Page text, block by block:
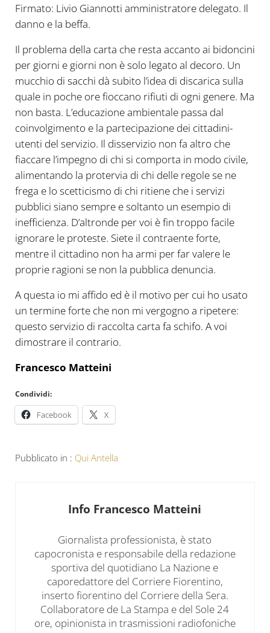
Firmato: Livio Giannotti amministratore delegato. Il
danno e la beffa.
Il problema della carta che resta accanto ai bidoncini
per giorni e giorni non è solo legato al decoro. Un
mucchio di sacchi dà subito l’idea di discarica sulla
quale in poche ore fioccano rifiuti di ogni genere. Ma
non basta. L’educazione ambientale passa dal
coinvolgimento e la partecipazione dei cittadini-
utenti del servizio. Il disservizio non fa altro che
fiaccare l’impegno di chi si comporta in modo civile,
alimentando la protervia di chi delle regole se ne
frega e lo scetticismo di chi ritiene che i servizi
pubblici siano sempre e soltanto un esempio di
inefficienza. D’altronde per voi è fin troppo facile
ignorare le proteste. Siete il contraente forte,
mentre il cittadino non ha armi per far valere le
proprie ragioni se non la pubblica denuncia.
A questa io mi affido ed è il motivo per cui ho usato
un termine forte che non mi vergogno a ripetere:
questo servizio di raccolta carta fa schifo. A voi
dimostrare il contrario.
Francesco Matteini
Condividi:
Facebook X
Pubblicato in : Qui Antella
Info Francesco Matteini
Giornalista professionista, è stato
capocronista e responsabile della redazione
sportiva del quotidiano La Nazione e
caporedattore del Corriere Fiorentino,
inserto fiorentino del Corriere della Sera.
Collaboratore de La Stampa e del Sole 24
ore, opinionista in trasmissioni radiofoniche